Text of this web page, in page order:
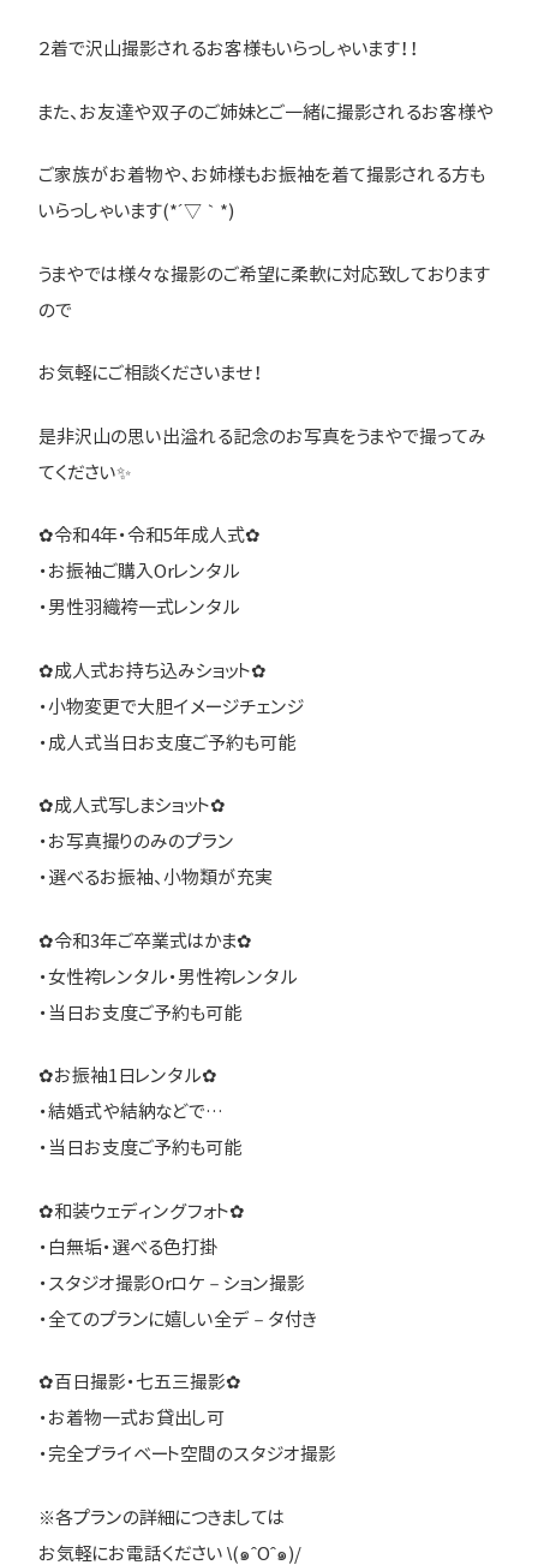
２着で沢山撮影されるお客様もいらっしゃいます！！
また、お友達や双子のご姉妹とご一緒に撮影されるお客様や
ご家族がお着物や、お姉様もお振袖を着て撮影される方も
いらっしゃいます(*´▽｀*)
うまやでは様々な撮影のご希望に柔軟に対応致しております
ので
お気軽にご相談くださいませ！
是非沢山の思い出溢れる記念のお写真をうまやで撮ってみ
てください✨
✿令和4年・令和5年成人式✿
・お振袖ご購入Orレンタル
・男性羽織袴一式レンタル
✿成人式お持ち込みショット✿
・小物変更で大胆イメージチェンジ
・成人式当日お支度ご予約も可能
✿成人式写しまショット✿
・お写真撮りのみのプラン
・選べるお振袖、小物類が充実
✿令和3年ご卒業式はかま✿
・女性袴レンタル・男性袴レンタル
・当日お支度ご予約も可能
✿お振袖1日レンタル✿
・結婚式や結納などで…
・当日お支度ご予約も可能
✿和装ウェディングフォト✿
・白無垢・選べる色打掛
・スタジオ撮影Orロケ－ション撮影
・全てのプランに嬉しい全デ－タ付き
✿百日撮影・七五三撮影✿
・お着物一式お貸出し可
・完全プライベート空間のスタジオ撮影
※各プランの詳細につきましては
お気軽にお電話ください \(๑ˆOˆ๑)/